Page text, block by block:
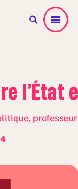
Menu
l’État